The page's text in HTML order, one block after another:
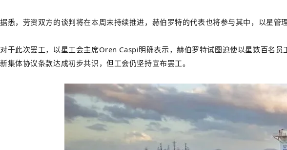
据悉，劳资双方的谈判将在本周末持续推进，赫伯罗特的代表也将参与其中，以星管
对于此次罢工，以星工会主席Oren Caspi明确表示，赫伯罗特试图迫使以星数百名
新集体协议条款达成初步共识，但工会仍坚持宣布罢工。